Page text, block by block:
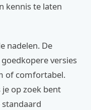
kennis te laten
nadelen. De
versies
of comfortabel.
op zoek bent